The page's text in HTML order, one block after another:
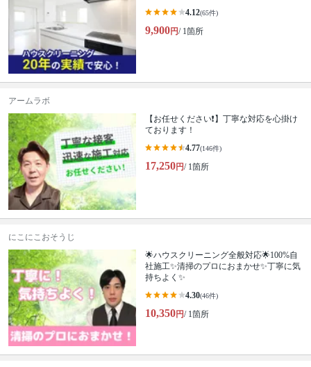
4.12(65件)
9,900円/ 1箇所
アームラボ
【お任せください❗️】丁寧な対応を心掛け
ております！
4.77(146件)
17,250円/ 1箇所
にこにこおそうじ
🌟ハウスクリーニング全般対応🌟100%自
社施工✨清掃のプロにおまかせ✨丁寧に気
持ちよく✨
4.30(46件)
10,350円/ 1箇所